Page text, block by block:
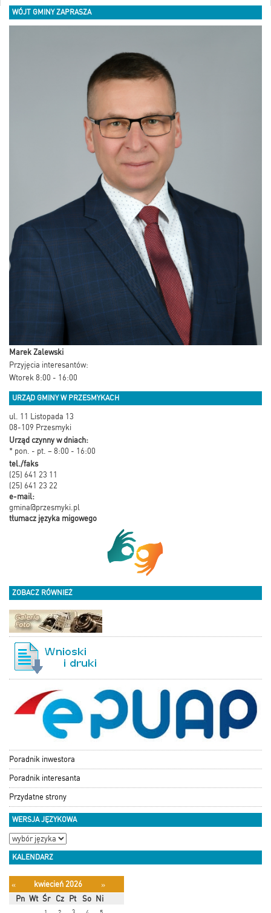
WÓJT GMINY ZAPRASZA
Marek Zalewski
Przyjęcia interesantów:
Wtorek 8:00 - 16:00
URZĄD GMINY W PRZESMYKACH
ul. 11 Listopada 13
08-109 Przesmyki
Urząd czynny w dniach:
* pon. - pt. – 8:00 - 16:00
tel./faks
(25) 641 23 11
(25) 641 23 22
e-mail:
gmina@przesmyki.pl
tłumacz języka migowego
ZOBACZ RÓWNIEŻ
Poradnik inwestora
Poradnik interesanta
Przydatne strony
WERSJA JĘZYKOWA
KALENDARZ
« kwiecień 2026
»
Pn Wt Śr Cz Pt So Ni